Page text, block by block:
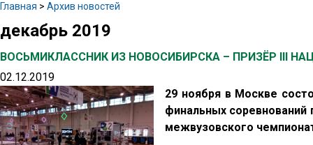
Главная > Архив новостей
Back
top
декабрь 2019
ВОСЬМИКЛАССНИК ИЗ НОВОСИБИРСКА – ПРИЗЁР III
02.12.2019
29 ноября в Москве
финальных соревнований
межвузовского